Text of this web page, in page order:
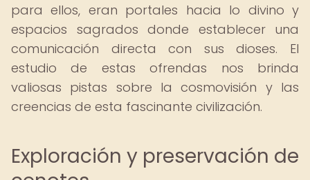
para ellos, eran portales hacia lo divino y
espacios sagrados donde establecer una
comunicación directa con sus dioses. El
estudio de estas ofrendas nos brinda
valiosas pistas sobre la cosmovisión y las
creencias de esta fascinante civilización.
Exploración y preservación de